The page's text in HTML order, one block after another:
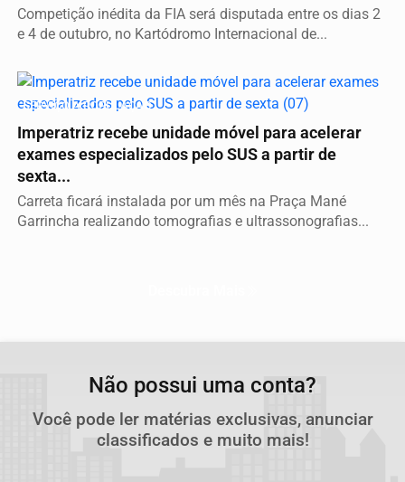
Competição inédita da FIA será disputada entre os dias 2
e 4 de outubro, no Kartódromo Internacional de...
SERVIÇO A POPULAÇÃO
Imperatriz recebe unidade móvel para acelerar
exames especializados pelo SUS a partir de
sexta...
Carreta ficará instalada por um mês na Praça Mané
Garrincha realizando tomografias e ultrassonografias...
Não possui uma conta?
Você pode ler matérias exclusivas, anunciar
classificados e muito mais!